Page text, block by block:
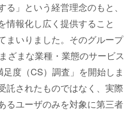
」という経営理念のもと、
情報化し広く提供すること
まいりました。そのグループ
ざまな業種・業態のサービス
度（CS）調査」を開始しま
託されたものではなく、実際
るユーザのみを対象に第三者